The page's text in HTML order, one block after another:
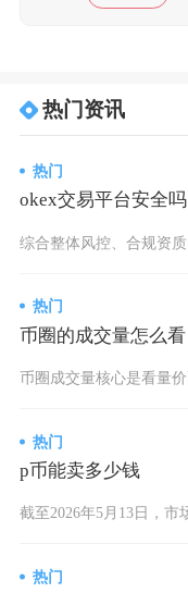
热门资讯
热门
okex交易平台安全吗
热门
币圈的成交量怎么看
热门
p币能卖多少钱
热门